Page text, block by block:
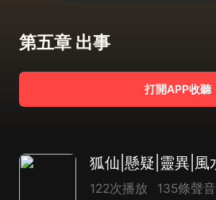
第五章 出事
打開APP收聽
122次播放 135條聲音